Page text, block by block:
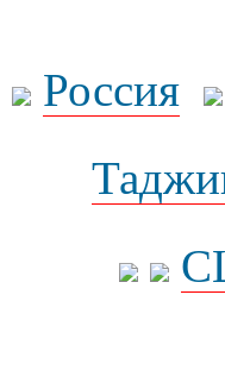
Россия